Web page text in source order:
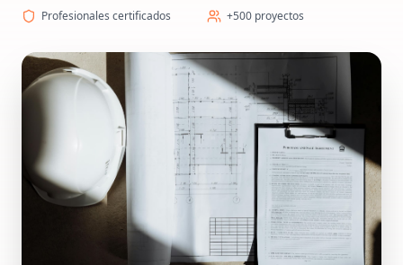
Profesionales certificados
+500 proyectos